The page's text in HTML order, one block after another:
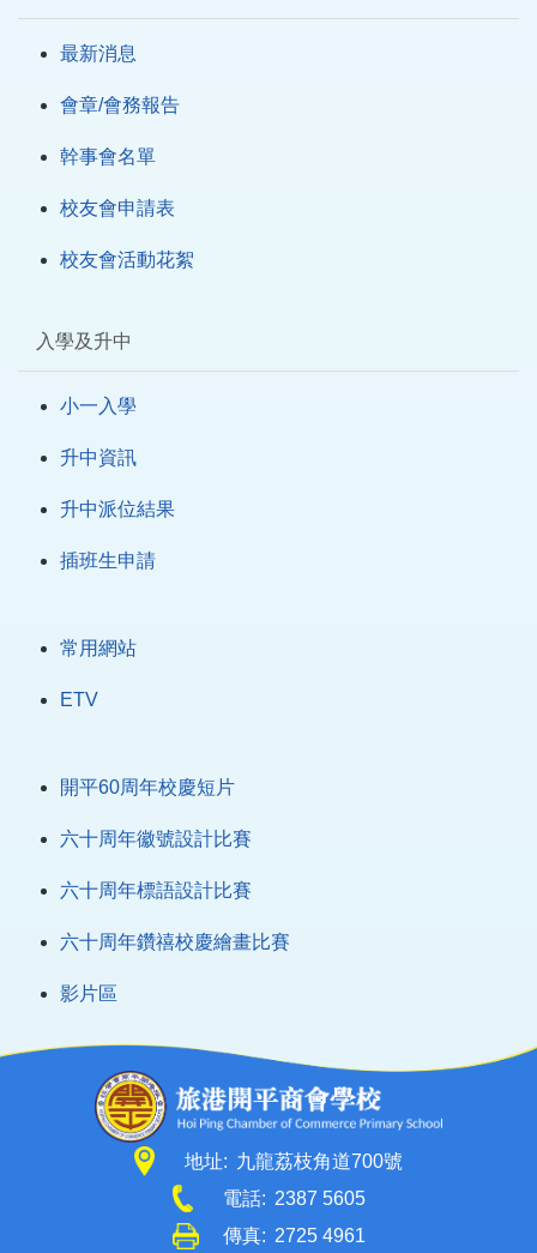
最新消息
會章/會務報告
幹事會名單
校友會申請表
校友會活動花絮
入學及升中
小一入學
升中資訊
升中派位結果
插班生申請
常用網站
ETV
開平60周年校慶短片
六十周年徽號設計比賽
六十周年標語設計比賽
六十周年鑽禧校慶繪畫比賽
影片區
地址: 九龍荔枝角道700號
電話: 2387 5605
傳真: 2725 4961